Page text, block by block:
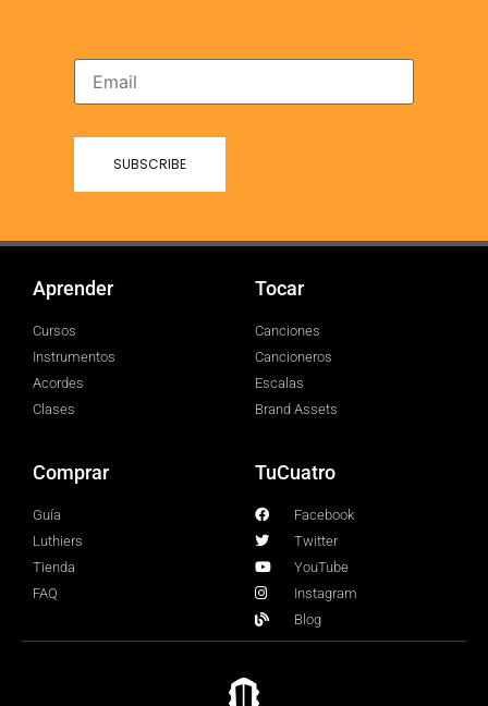
Aprender
Cursos
Instrumentos
Acordes
Clases
Tocar
Canciones
Cancioneros
Escalas
Brand Assets
Comprar
Guía
Luthiers
Tienda
FAQ
TuCuatro
Facebook
Twitter
YouTube
Instagram
Blog